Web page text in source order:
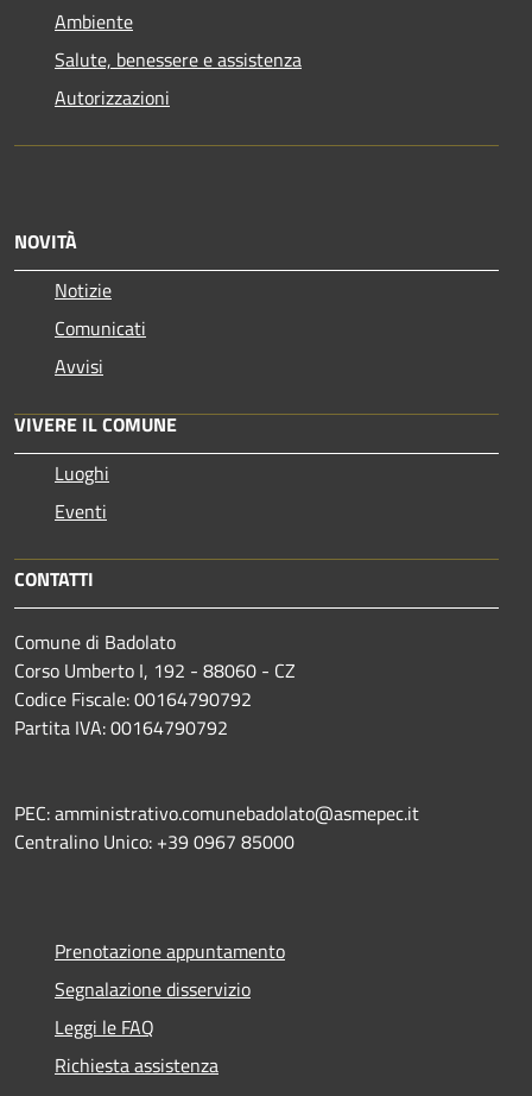
Ambiente
Salute, benessere e assistenza
Autorizzazioni
NOVITÀ
Notizie
Comunicati
Avvisi
VIVERE IL COMUNE
Luoghi
Eventi
CONTATTI
Comune di Badolato
Corso Umberto I, 192 - 88060 - CZ
Codice Fiscale: 00164790792
Partita IVA: 00164790792
PEC: amministrativo.comunebadolato@asmepec.it
Centralino Unico: +39 0967 85000
Prenotazione appuntamento
Segnalazione disservizio
Leggi le FAQ
Richiesta assistenza